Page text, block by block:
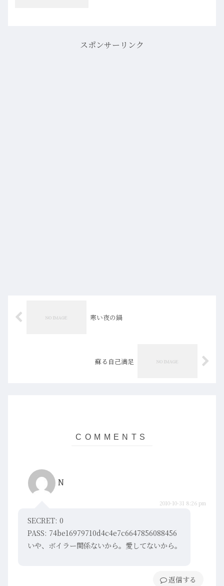
スポンサーリンク
寒い夜の鍋
蘇る自己満足
N
2010-10-31 8:26 pm
SECRET: 0
PASS: 74be16979710d4c4e7c6647856088456
いや、ボイラー関係ないから。愛してないから。
返信